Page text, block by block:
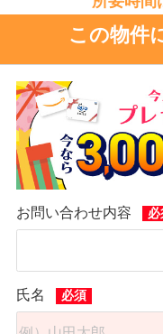
この物件
お問い合わせ内容
氏名